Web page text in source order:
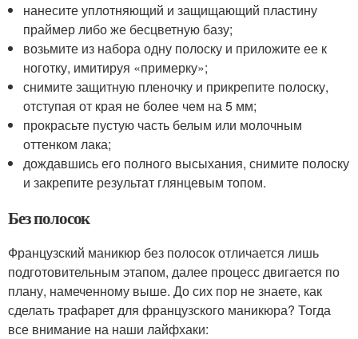
нанесите уплотняющий и защищающий пластину
праймер либо же бесцветную базу;
возьмите из набора одну полоску и приложите ее к
ноготку, имитируя «примерку»;
снимите защитную пленочку и прикрепите полоску,
отступая от края не более чем на 5 мм;
прокрасьте пустую часть белым или молочным
оттенком лака;
дождавшись его полного высыхания, снимите полоску
и закрепите результат глянцевым топом.
Без полосок
Французский маникюр без полосок отличается лишь
подготовительным этапом, далее процесс двигается по
плану, намеченному выше. До сих пор не знаете, как
сделать трафарет для французского маникюра? Тогда
все внимание на наши лайфхаки: